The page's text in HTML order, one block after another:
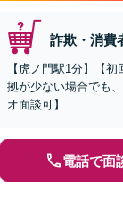
詐欺・消費
【虎ノ門駅1分】【
拠が少ない場合でも
オ面談可】
電話で面